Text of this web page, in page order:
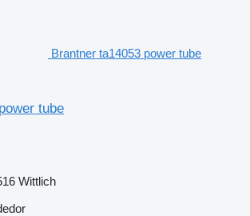
Brantner ta14053 power tube
tube
Wittlich